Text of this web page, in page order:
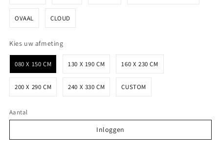
OVAAL CLOUD
Kies uw afmetingKies uw afmeting
080 X 150 CM 130 X 190 CM 160 X 230 CM
200 X 290 CM 240 X 330 CM CUSTOM
Aantal
Inloggen
Inloggen